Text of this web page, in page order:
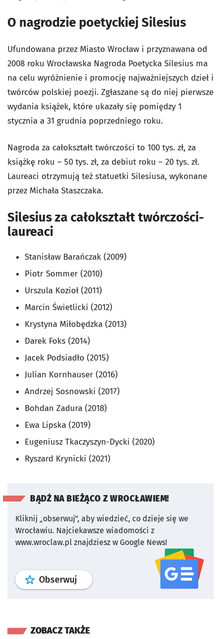
O nagrodzie poetyckiej Silesius
Ufundowana przez Miasto Wrocław i przyznawana od
2008 roku Wrocławska Nagroda Poetycka Silesius ma
na celu wyróżnienie i promocję najważniejszych dzieł i
twórców polskiej poezji. Zgłaszane są do niej pierwsze
wydania książek, które ukazały się pomiędzy 1
stycznia a 31 grudnia poprzedniego roku.
Nagroda za całokształt twórczości to 100 tys. zł, za
książkę roku – 50 tys. zł, za debiut roku – 20 tys. zł.
Laureaci otrzymują też statuetki Silesiusa, wykonane
przez Michała Staszczaka.
Silesius za całokształt twórczości-
laureaci
Stanisław Barańczak (2009)
Piotr Sommer (2010)
Urszula Kozioł (2011)
Marcin Świetlicki (2012)
Krystyna Miłobędzka (2013)
Darek Foks (2014)
Jacek Podsiadło (2015)
Julian Kornhauser (2016)
Andrzej Sosnowski (2017)
Bohdan Zadura (2018)
Ewa Lipska (2019)
Eugeniusz Tkaczyszyn-Dycki (2020)
Ryszard Krynicki (2021)
BĄDŹ NA BIEŻĄCO Z WROCŁAWIEM!
Kliknij „obserwuj”, aby wiedzieć, co dzieje się we
Wrocławiu. Najciekawsze wiadomości z
www.wroclaw.pl znajdziesz w Google News!
Obserwuj profil serwisu
ZOBACZ TAKŻE